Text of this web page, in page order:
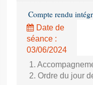
Compte rendu
Date de
séance :
03/06/2024
1.
2. Ordre du jour